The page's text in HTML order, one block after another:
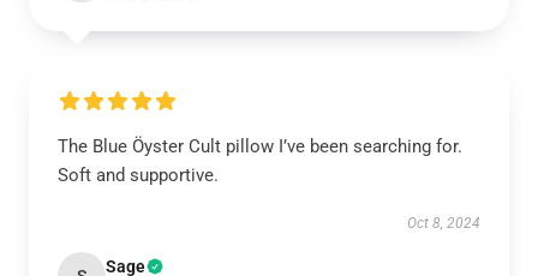
The Blue Öyster Cult pillow I’ve been searching for.
Soft and supportive.
Oct 8, 2024
Sage